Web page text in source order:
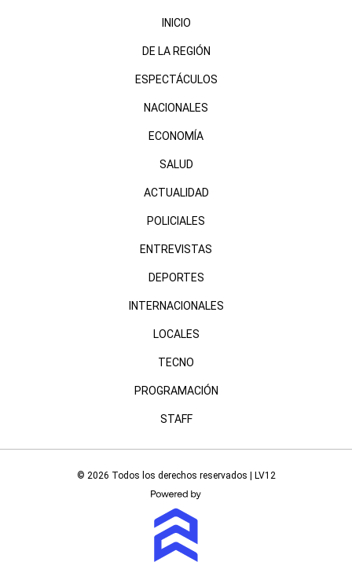
INICIO
DE LA REGIÓN
ESPECTÁCULOS
NACIONALES
ECONOMÍA
SALUD
ACTUALIDAD
POLICIALES
ENTREVISTAS
DEPORTES
INTERNACIONALES
LOCALES
TECNO
PROGRAMACIÓN
STAFF
© 2026 Todos los derechos reservados | LV12